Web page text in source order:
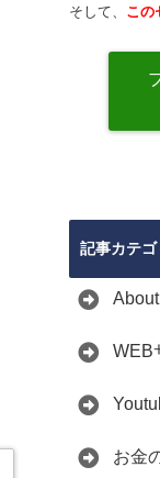
そして、 この
記事カテゴ
WEB
お金